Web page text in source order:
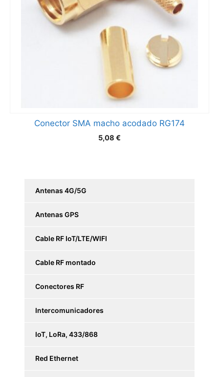
Conector SMA macho acodado RG174
5,08 €
Antenas 4G/5G
Antenas GPS
Cable RF IoT/LTE/WIFI
Cable RF montado
Conectores RF
Intercomunicadores
IoT, LoRa, 433/868
Red Ethernet